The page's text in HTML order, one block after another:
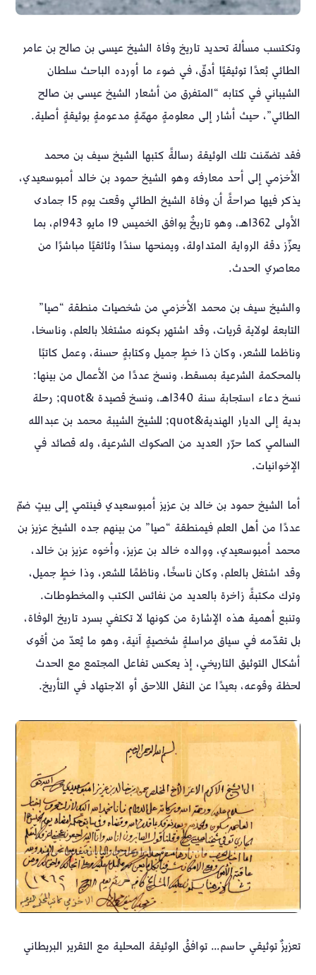
وتكتسب مسألة تحديد تاريخ وفاة الشيخ عيسى بن صالح بن عامر
الطائي بُعدًا توثيقيًا أدقّ، في ضوء ما أورده الباحث سلطان
الشيباني في كتابه “المتفرق من أشعار الشيخ عيسى بن صالح
الطائي”، حيث أشار إلى معلومةٍ مهمّةٍ مدعومةٍ بوثيقةٍ أصلية.
فقد تضمّنت تلك الوثيقة رسالةً كتبها الشيخ سيف بن محمد
الأخزمي إلى أحد معارفه وهو الشيخ حمود بن خالد أمبوسعيدي،
يذكر فيها صراحةً أن وفاة الشيخ الطائي وقعت يوم 15 جمادى
الأولى 1362هـ، وهو تاريخٌ يوافق الخميس 19 مايو 1943م، بما
يعزّز دقة الرواية المتداولة، ويمنحها سندًا وثائقيًا مباشرًا من
معاصري الحدث.
والشيخ سيف بن محمد الأخزمي من شخصيات منطقة “صيا”
التابعة لولاية قريات، وقد اشتهر بكونه مشتغلا بالعلم، وناسخا،
وناظما للشعر، وكان ذا خطٍ جميل وكتابةٍ حسنة، وعمل كاتبًا
بالمحكمة الشرعية بمسقط، ونسخ عددًا من الأعمال من بينها:
نسخ دعاء استجابة سنة 1340هـ، ونسخ قصيدة &quot; رحلة
بدية إلى الديار الهندية&quot; للشيخ الشيبة محمد بن عبدالله
السالمي كما حرّر العديد من الصكوك الشرعية، وله قصائد في
الإخوانيات.
أما الشيخ حمود بن خالد بن عزيز أمبوسعيدي فينتمي إلى بيتٍ ضمّ
عددًا من أهل العلم فيمنطقة “صيا” من بينهم جده الشيخ عزيز بن
محمد أمبوسعيدي، ووالده خالد بن عزيز، وأخوه عزيز بن خالد،
وقد اشتغل بالعلم، وكان ناسخًا، وناظمًا للشعر، وذا خطٍ جميل،
وترك مكتبةً زاخرة بالعديد من نفائس الكتب والمخطوطات.
وتنبع أهمية هذه الإشارة من كونها لا تكتفي بسرد تاريخ الوفاة،
بل تقدّمه في سياق مراسلةٍ شخصيةٍ آنية، وهو ما يُعدّ من أقوى
أشكال التوثيق التاريخي، إذ يعكس تفاعل المجتمع مع الحدث
لحظة وقوعه، بعيدًا عن النقل اللاحق أو الاجتهاد في التأريخ.
تعزيزٌ توثيقي حاسم… توافقُ الوثيقة المحلية مع التقرير البريطاني